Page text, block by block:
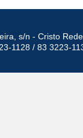
s/n - Cristo
1128 / 83 3223-